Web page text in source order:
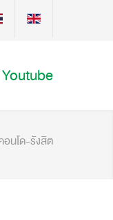
Youtube
อนโด-รังสิต